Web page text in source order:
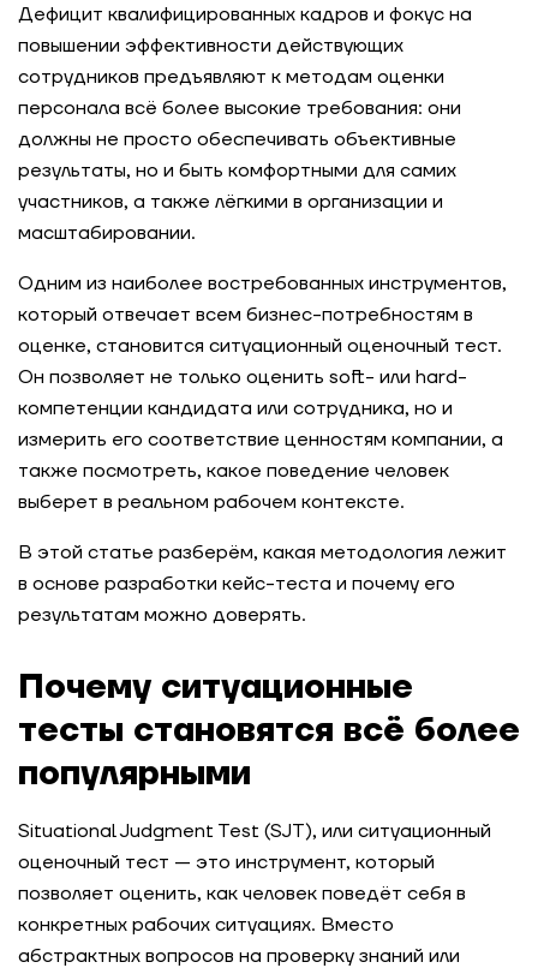
Дефицит квалифицированных кадров и фокус на
повышении эффективности действующих
сотрудников предъявляют к методам оценки
персонала всё более высокие требования: они
должны не просто обеспечивать объективные
результаты, но и быть комфортными для самих
участников, а также лёгкими в организации и
масштабировании.
Одним из наиболее востребованных инструментов,
который отвечает всем бизнес-потребностям в
оценке, становится ситуационный оценочный тест.
Он позволяет не только оценить soft- или hard-
компетенции кандидата или сотрудника, но и
измерить его соответствие ценностям компании, а
также посмотреть, какое поведение человек
выберет в реальном рабочем контексте.
В этой статье разберём, какая методология лежит
в основе разработки кейс-теста и почему его
результатам можно доверять.
Почему ситуационные
тесты становятся всё более
популярными
Situational Judgment Test (SJT), или ситуационный
оценочный тест — это инструмент, который
позволяет оценить, как человек поведёт себя в
конкретных рабочих ситуациях. Вместо
абстрактных вопросов на проверку знаний или